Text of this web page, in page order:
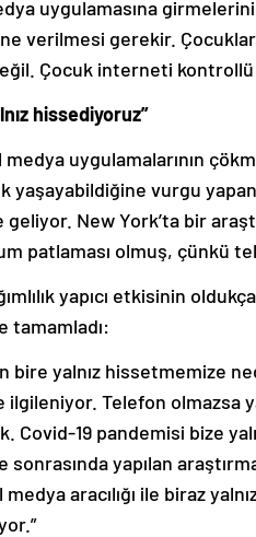
uygulamasına
verilmesi gerekir.
Çocuk interneti kontrollü
hissediyoruz”
medya uygulamalarının
yaşayabildiğine vurgu
geliyor. New York’ta bir
patlaması olmuş, çünkü
yapıcı etkisinin
tamamladı:
bire yalnız hissetmemize
Telefon olmazsa
Covid-19 pandemisi bize
sonrasında yapılan
aracılığı ile biraz